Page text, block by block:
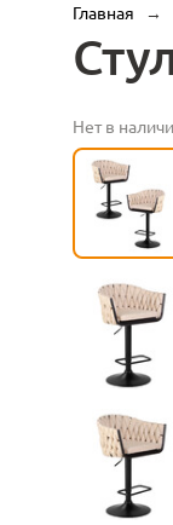
Главная →
Нет в